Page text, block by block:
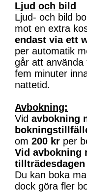
Ljud och bild
Ljud- och bild
mot en extra
endast via ett
per automatik
går att använda
fem minuter
nattetid.
Avbokning:
Vid avbokning
om 200 kr per
Vid avbokning
tillträdesdagen
Du kan boka
dock göra fler